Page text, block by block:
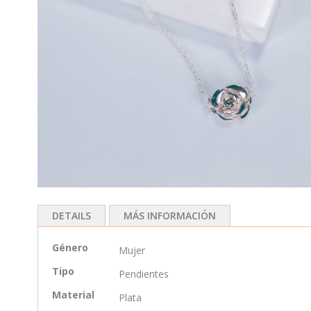
al
comienzo
galería
imágenes
DETAILS
Joyas exclusivas diseñadas a mano en nuestro taller.
MÁS INFORMACIÓN
Más
Género
Mujer
Tipo
Pendientes
Material
Plata